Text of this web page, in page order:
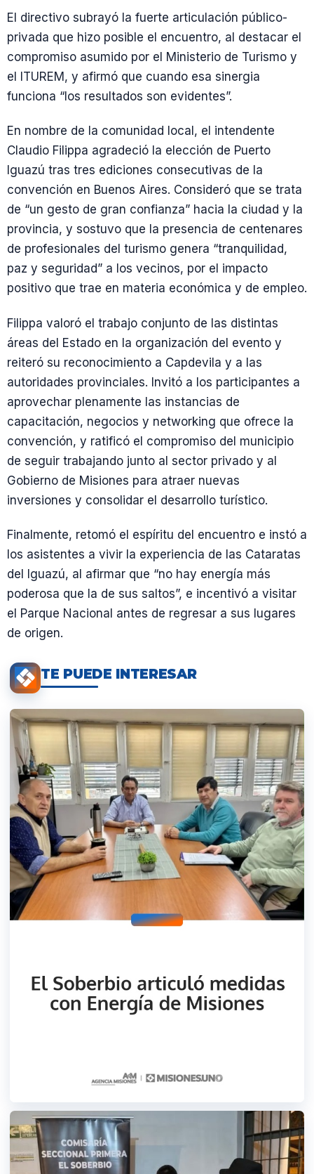
El directivo subrayó la fuerte articulación público-
privada que hizo posible el encuentro, al destacar el
compromiso asumido por el Ministerio de Turismo y
el ITUREM, y afirmó que cuando esa sinergia
funciona “los resultados son evidentes”.
En nombre de la comunidad local, el intendente
Claudio Filippa agradeció la elección de Puerto
Iguazú tras tres ediciones consecutivas de la
convención en Buenos Aires. Consideró que se trata
de “un gesto de gran confianza” hacia la ciudad y la
provincia, y sostuvo que la presencia de centenares
de profesionales del turismo genera “tranquilidad,
paz y seguridad” a los vecinos, por el impacto
positivo que trae en materia económica y de empleo.
Filippa valoró el trabajo conjunto de las distintas
áreas del Estado en la organización del evento y
reiteró su reconocimiento a Capdevila y a las
autoridades provinciales. Invitó a los participantes a
aprovechar plenamente las instancias de
capacitación, negocios y networking que ofrece la
convención, y ratificó el compromiso del municipio
de seguir trabajando junto al sector privado y al
Gobierno de Misiones para atraer nuevas
inversiones y consolidar el desarrollo turístico.
Finalmente, retomó el espíritu del encuentro e instó a
los asistentes a vivir la experiencia de las Cataratas
del Iguazú, al afirmar que “no hay energía más
poderosa que la de sus saltos”, e incentivó a visitar
el Parque Nacional antes de regresar a sus lugares
de origen.
TE PUEDE INTERESAR